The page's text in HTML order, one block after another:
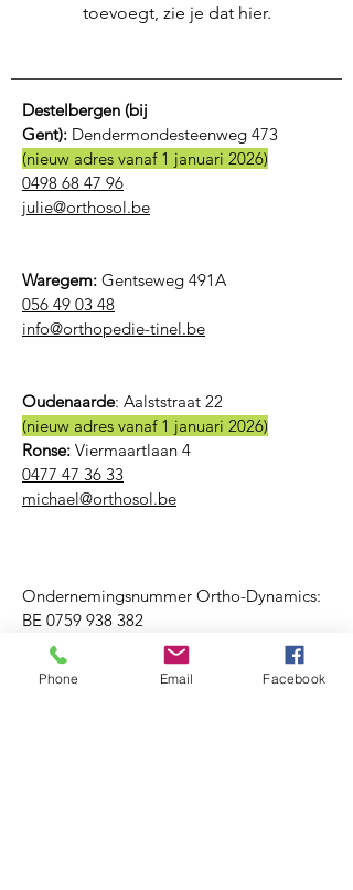
toevoegt, zie je dat hier.
Destelbergen (bij
Gent): Dendermondesteenweg 473
(nieuw adres vanaf 1 januari 2026)
0498 68 47 96
julie@orthosol.be
Waregem: Gentseweg 491A
056 49 03 48
​info@orthopedie-tinel.be
Oudenaarde: Aalststraat 22
(nieuw adres vanaf 1 januari 2026)
Ronse: Viermaartlaan 4
0477 47 36 33
michael@orthosol.be
Ondernemingsnummer Ortho-Dynamics:
BE 0759 938 382
Phone Email Facebook